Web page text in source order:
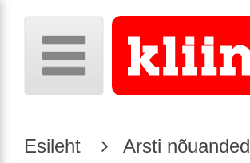
Esileht Arsti nõuanded